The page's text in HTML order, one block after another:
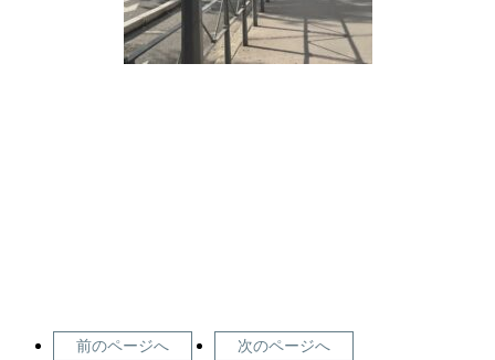
前のページへ 次のページへ